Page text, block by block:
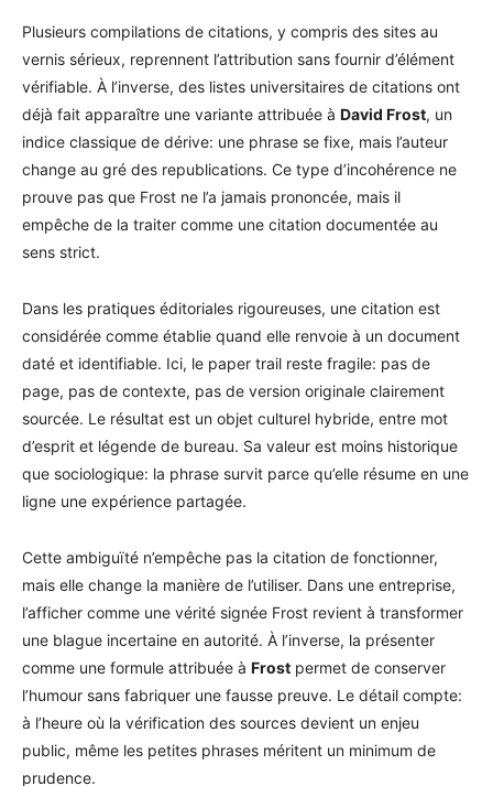
Plusieurs compilations de citations, y compris des sites au
vernis sérieux, reprennent l’attribution sans fournir d’élément
vérifiable. À l’inverse, des listes universitaires de citations ont
déjà fait apparaître une variante attribuée à David Frost, un
indice classique de dérive: une phrase se fixe, mais l’auteur
change au gré des republications. Ce type d’incohérence ne
prouve pas que Frost ne l’a jamais prononcée, mais il
empêche de la traiter comme une citation documentée au
sens strict.
Dans les pratiques éditoriales rigoureuses, une citation est
considérée comme établie quand elle renvoie à un document
daté et identifiable. Ici, le paper trail reste fragile: pas de
page, pas de contexte, pas de version originale clairement
sourcée. Le résultat est un objet culturel hybride, entre mot
d’esprit et légende de bureau. Sa valeur est moins historique
que sociologique: la phrase survit parce qu’elle résume en une
ligne une expérience partagée.
Cette ambiguïté n’empêche pas la citation de fonctionner,
mais elle change la manière de l’utiliser. Dans une entreprise,
l’afficher comme une vérité signée Frost revient à transformer
une blague incertaine en autorité. À l’inverse, la présenter
comme une formule attribuée à Frost permet de conserver
l’humour sans fabriquer une fausse preuve. Le détail compte:
à l’heure où la vérification des sources devient un enjeu
public, même les petites phrases méritent un minimum de
prudence.